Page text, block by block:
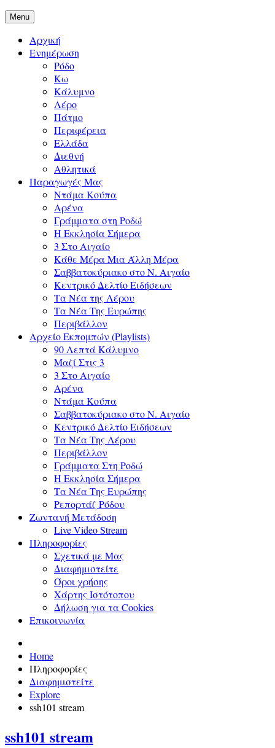
Menu
Αρχική
Ενημέρωση
Ρόδο
Κω
Κάλυμνο
Λέρο
Πάτμο
Περιφέρεια
Ελλάδα
Διεθνή
Αθλητικά
Παραγωγές Μας
Ντάμα Κούπα
Αρένα
Γράμματα στη Ροδώ
Η Εκκλησία Σήμερα
3 Στο Αιγαίο
Κάθε Μέρα Μια Άλλη Μέρα
Σαββατοκύριακο στο Ν. Αιγαίο
Κεντρικό Δελτίο Ειδήσεων
Τα Νέα της Λέρου
Τα Νέα Της Ευρώπης
Περιβάλλον
Αρχείο Εκπομπών (Playlists)
90 Λεπτά Κάλυμνο
Μαζί Στις 3
3 Στο Αιγαίο
Αρένα
Ντάμα Κούπα
Σαββατοκύριακο στο Ν. Αιγαίο
Κεντρικό Δελτίο Ειδήσεων
Τα Νέα Της Λέρου
Περιβάλλον
Γράμματα Στη Ροδώ
Η Εκκλησία Σήμερα
Τα Νέα Της Ευρώπης
Ρεπορτάζ Ρόδου
Ζωντανή Μετάδοση
Live Video Stream
Πληροφορίες
Σχετικά με Μας
Διαφημιστείτε
Όροι χρήσης
Χάρτης Ιστότοπου
Δήλωση για τα Cookies
Επικοινωνία
Home
Πληροφορίες
Διαφημιστείτε
Explore
ssh101 stream
ssh101 stream